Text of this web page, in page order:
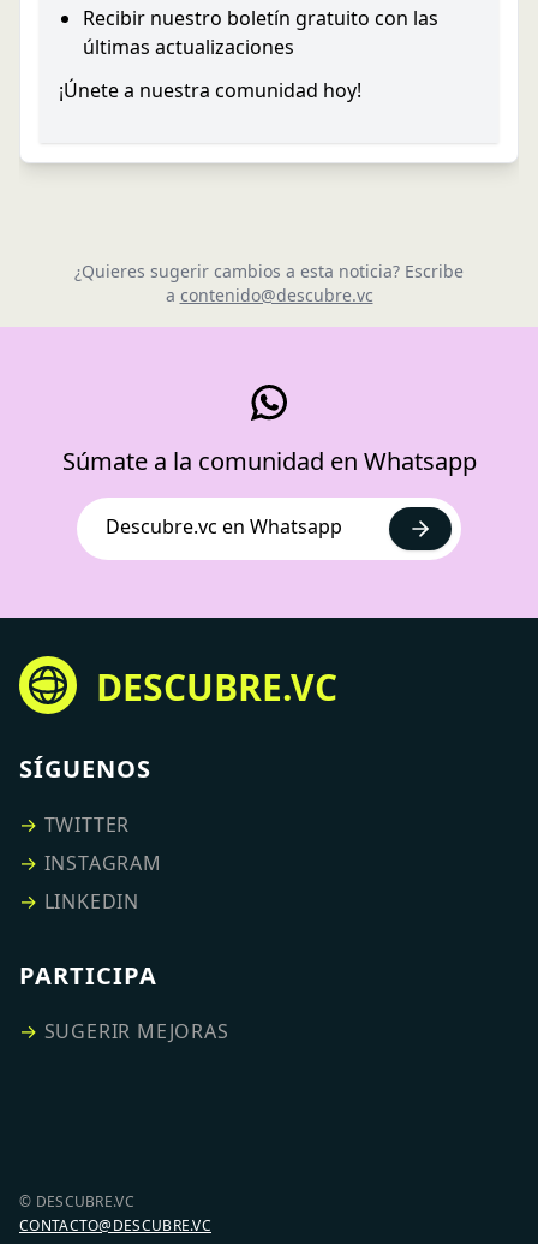
Recibir nuestro boletín gratuito con las
últimas actualizaciones
¡Únete a nuestra comunidad hoy!
¿Quieres sugerir cambios a esta noticia? Escribe
a contenido@descubre.vc
Súmate a la comunidad en Whatsapp
Descubre.vc en Whatsapp
DESCUBRE.VC
SÍGUENOS
→ TWITTER
→ INSTAGRAM
→ LINKEDIN
PARTICIPA
→ SUGERIR MEJORAS
© DESCUBRE.VC
CONTACTO@DESCUBRE.VC